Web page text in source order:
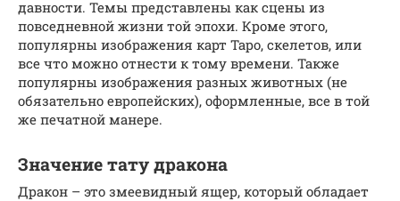
давности. Темы представлены как сцены из
повседневной жизни той эпохи. Кроме этого,
популярны изображения карт Таро, скелетов, или
все что можно отнести к тому времени. Также
популярны изображения разных животных (не
обязательно европейских), оформленные, все в той
же печатной манере.
Значение тату дракона
Дракон – это змеевидный ящер, который обладает